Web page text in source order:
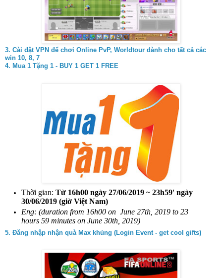
3. Cài đặt VPN để chơi Online PvP, Worldtour dành cho tất cả các
win 10, 8, 7
4. Mua 1 Tặng 1 - BUY 1 GET 1 FREE
Thời gian: Từ 16h00 ngày 27/06/2019 ~ 23h59' ngày
30/06/2019 (giờ Việt Nam)
Eng: (duration from 16h00 on June 27th, 2019 to 23
hours 59 minutes on June 30th, 2019)
5. Đăng nhập nhận quà Max khủng (Login Event - get cool gifts)